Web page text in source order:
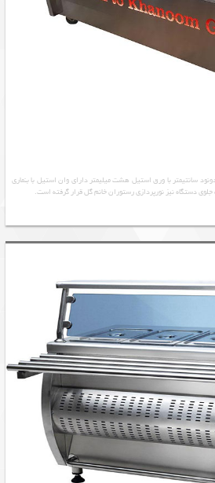
سانتیمتر با ورق استیل هشت میلیمتر دارای وان استیل با بنماری
دستگاه نیز نورپردازی رستوران خانم گل قرار گرفته است.